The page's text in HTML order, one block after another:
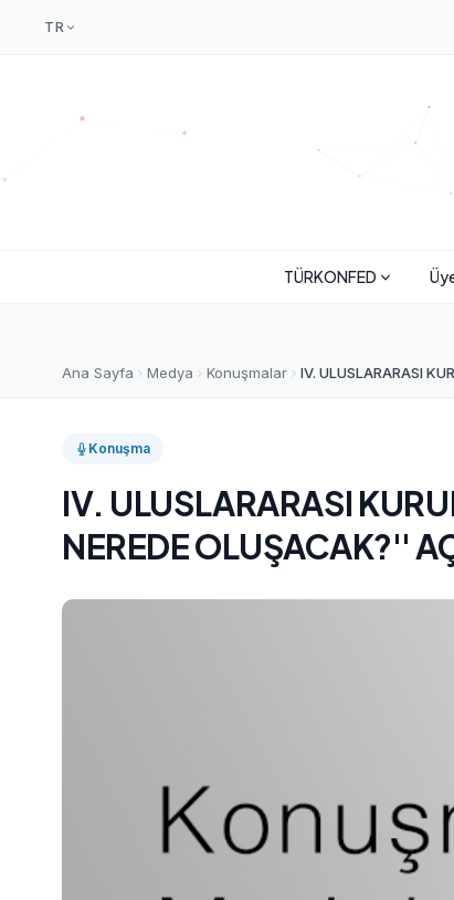
TR
TÜRKONFED
Ana Sayfa Medya Konuşmalar IV. ULUSLARARASI
Konuşma
IV. ULUSLARARASI
NEREDE OLUŞACAK?''